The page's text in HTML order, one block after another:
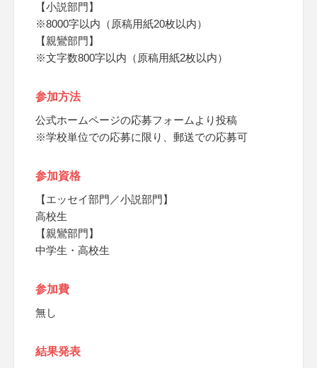
【小説部門】
※8000字以内（原稿用紙20枚以内）
【親鸞部門】
※文字数800字以内（原稿用紙2枚以内）
参加方法
公式ホームページの応募フォームより投稿
※学校単位での応募に限り、郵送での応募可
参加資格
【エッセイ部門／小説部門】
高校生
【親鸞部門】
中学生・高校生
参加費
無し
結果発表